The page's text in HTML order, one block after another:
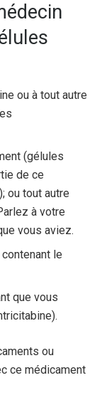
ou à tout autre
(gélules
de ce
ou tout autre
à votre
vous aviez.
le
que vous
ou
ce médicament